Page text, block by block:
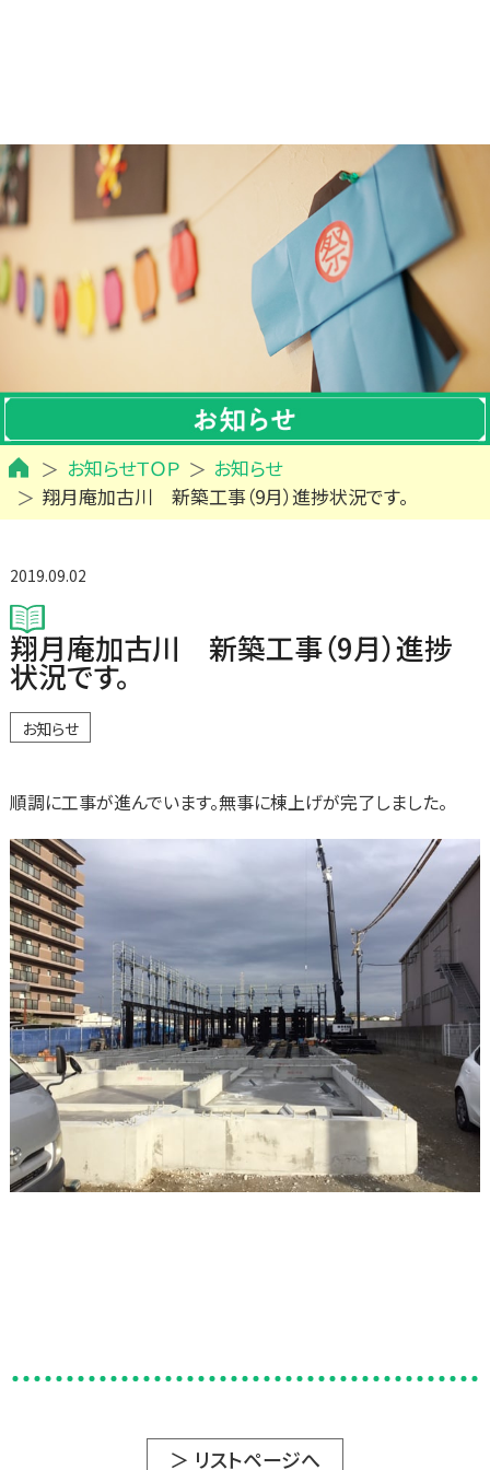
お知らせＴＯＰ
お知らせ
翔月庵加古川 新築工事（9月）進捗状況です。
2019.09.02
翔月庵加古川 新築工事（9月）進捗
状況です。
お知らせ
順調に工事が進んでいます。無事に棟上げが完了しました。
＞ リストページへ